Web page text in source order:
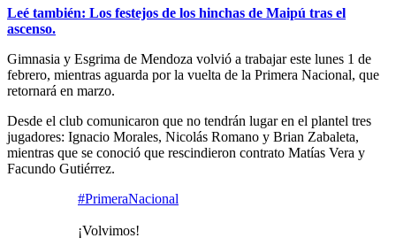
Leé también: Los festejos de los hinchas de Maipú tras el
ascenso.
Gimnasia y Esgrima de Mendoza volvió a trabajar este lunes 1 de
febrero, mientras aguarda por la vuelta de la Primera Nacional, que
retornará en marzo.
Desde el club comunicaron que no tendrán lugar en el plantel tres
jugadores: Ignacio Morales, Nicolás Romano y Brian Zabaleta,
mientras que se conoció que rescindieron contrato Matías Vera y
Facundo Gutiérrez.
#PrimeraNacional
¡Volvimos!